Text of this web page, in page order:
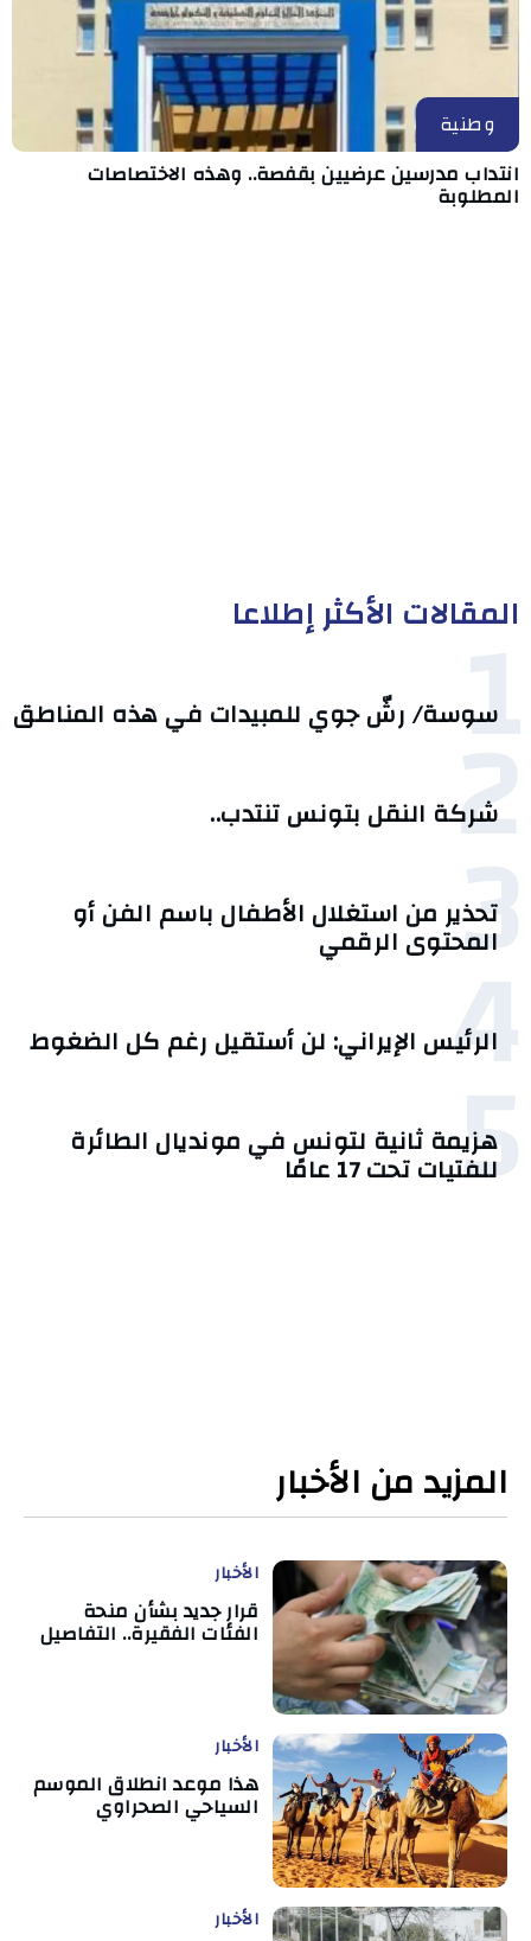
وطنية
انتداب مدرسين عرضيين بقفصة.. وهذه الاختصاصات
المطلوبة
المقالات الأكثر إطلاعا
1
سوسة/ رشّ جوي للمبيدات في هذه المناطق
2
شركة النقل بتونس تنتدب..
3
تحذير من استغلال الأطفال باسم الفن أو
المحتوى الرقمي
4
الرئيس الإيراني: لن أستقيل رغم كل الضغوط
5
هزيمة ثانية لتونس في مونديال الطائرة
للفتيات تحت 17 عامًا
المزيد من الأخبار
الأخبار
قرار جديد بشأن منحة
الفئات الفقيرة.. التفاصيل
الأخبار
هذا موعد انطلاق الموسم
السياحي الصحراوي
الأخبار